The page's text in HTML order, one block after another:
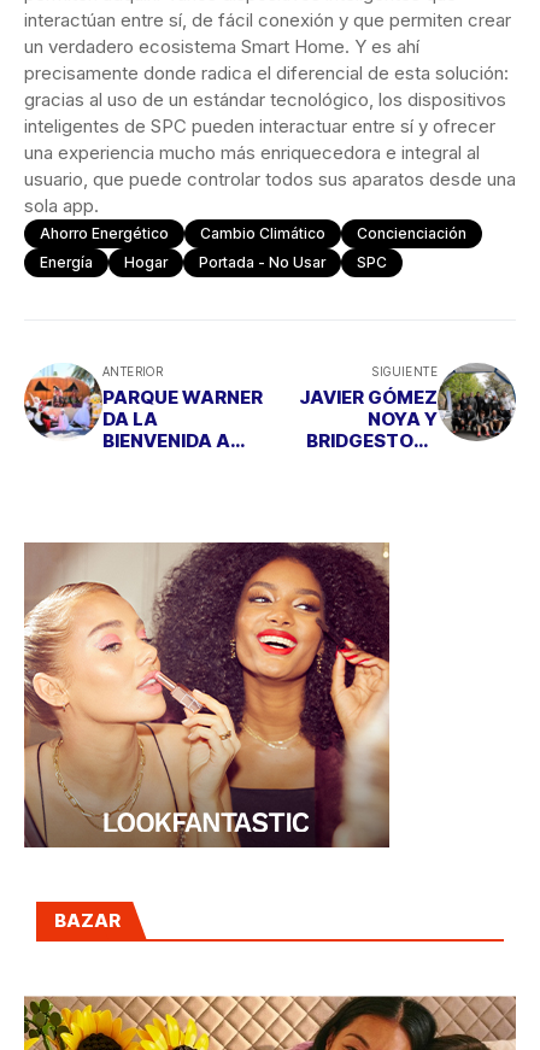
interactúan entre sí, de fácil conexión y que permiten crear
un verdadero ecosistema Smart Home. Y es ahí
precisamente donde radica el diferencial de esta solución:
gracias al uso de un estándar tecnológico, los dispositivos
inteligentes de SPC pueden interactuar entre sí y ofrecer
una experiencia mucho más enriquecedora e integral al
usuario, que puede controlar todos sus aparatos desde una
sola app.
Ahorro Energético Cambio Climático
Concienciación
Energía
Hogar Portada - No Usar SPC
ANTERIOR
PARQUE WARNER
DA LA
BIENVENIDA A
SIGUIENTE
JAVIER GÓMEZ
NOYA Y
BRIDGESTONE
BAZAR